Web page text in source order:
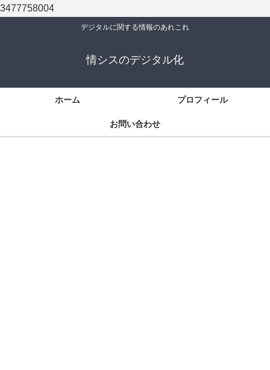
3477758004
デジタルに関する情報のあれこれ
情シスのデジタル化
ホーム プロフィール
お問い合わせ